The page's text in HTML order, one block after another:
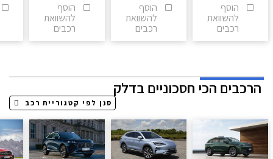
הוסף
להשוואת
רכבים
הוסף
להשוואת
רכבים
הוסף
להשוואת
רכבים
הרכבים הכי חסכוניים בדלק